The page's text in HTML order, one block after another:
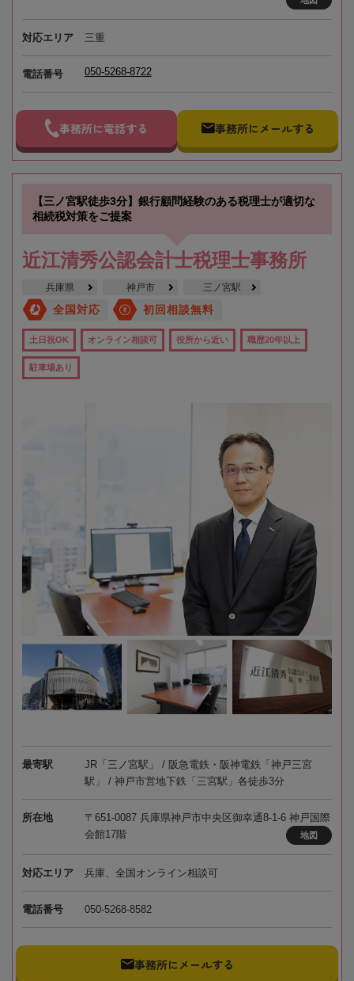
対応エリア 三重
電話番号 050-5268-8722
事務所に電話する 事務所にメールする
【三ノ宮駅徒歩3分】銀行顧問経験のある税理士が適切な
相続税対策をご提案
近江清秀公認会計士税理士事務所
兵庫県 神戸市 三ノ宮駅
全国対応 初回相談無料
土日祝OK オンライン相談可 役所から近い 職歴20年以上
駐車場あり
最寄駅
JR「三ノ宮駅」 / 阪急電鉄・阪神電鉄「神戸三宮
駅」 / 神戸市営地下鉄「三宮駅」各徒歩3分
所在地
〒651-0087 兵庫県神戸市中央区御幸通8-1-6 神戸国際
会館17階
地図
対応エリア 兵庫、全国オンライン相談可
電話番号 050-5268-8582
事務所にメールする